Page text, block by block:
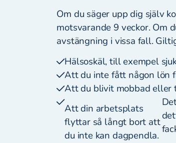
Om du säger upp dig själv
motsvarande 9 veckor. Om
avstängning i vissa fall.
Hälsoskäl, till exempel
Att du inte fått någon lön
Att du blivit mobbad eller
Att din arbetsplats
flyttar så långt bort att
du inte kan dagpendla.